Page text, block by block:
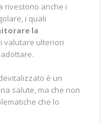
rivestono anche i
i quali
la
valutare ulteriori
è un
salute, ma che non
che lo